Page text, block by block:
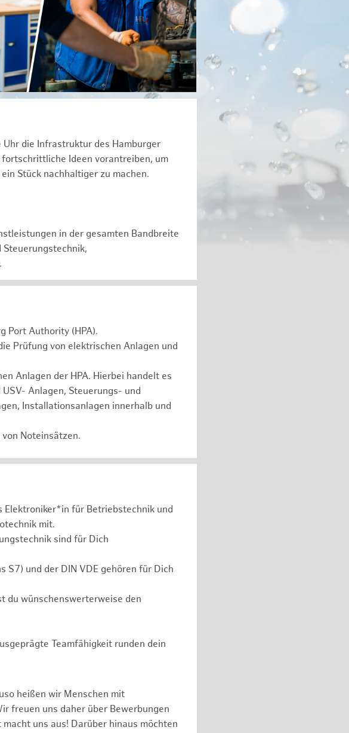
die Infrastruktur des Hamburger
Ideen vorantreiben, um
Stück nachhaltiger zu machen.
in der gesamten Bandbreite
Port Authority (HPA).
Prüfung von elektrischen Anlagen und
Anlagen der HPA. Hierbei handelt es
Anlagen, Steuerungs- und
Installationsanlagen innerhalb und
Noteinsätzen.
Elektroniker*in für Betriebstechnik und
mit.
sind für Dich
S7) und der DIN VDE gehören für Dich
du wünschenswerterweise den
Teamfähigkeit runden dein
heißen wir Menschen mit
freuen uns daher über Bewerbungen
uns aus! Darüber hinaus möchten